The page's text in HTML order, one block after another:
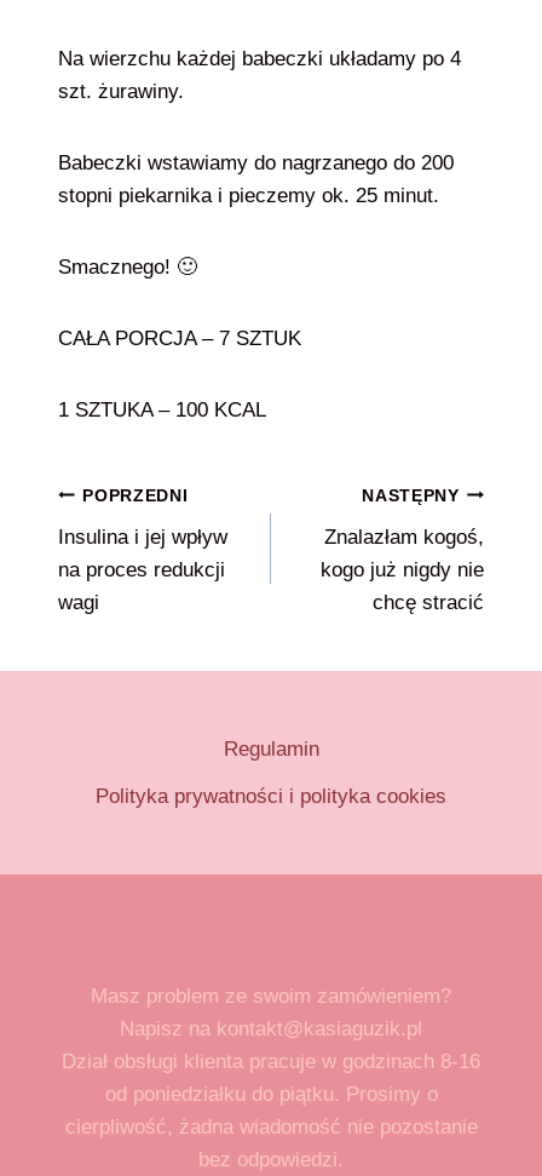
Na wierzchu każdej babeczki układamy po 4
szt. żurawiny.
Babeczki wstawiamy do nagrzanego do 200
stopni piekarnika i pieczemy ok. 25 minut.
Smacznego! 🙂
CAŁA PORCJA – 7 SZTUK
1 SZTUKA – 100 KCAL
Nawigacja
wpisu
POPRZEDNI
Insulina i jej wpływ
na proces redukcji
wagi
NASTĘPNY
Znalazłam kogoś,
kogo już nigdy nie
chcę stracić
Regulamin
Polityka prywatności i polityka cookies
Masz problem ze swoim zamówieniem?
Napisz na kontakt@kasiaguzik.pl
Dział obsługi klienta pracuje w godzinach 8-16
od poniedziałku do piątku. Prosimy o
cierpliwość, żadna wiadomość nie pozostanie
bez odpowiedzi.